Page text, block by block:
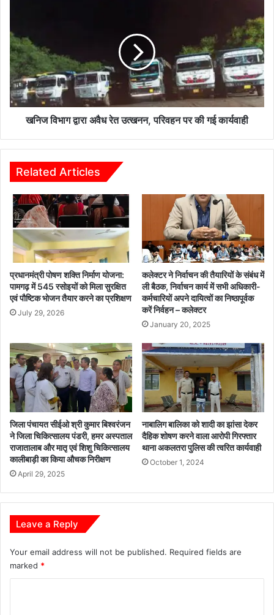
त
ह
सी
ल
दा
र
की
वा
ई
ना
ला
खु
वा
या
-
अ
मे
डि
क
ल
स्टो
र
ए
वं
खा
द
वि
क्र
य
प
का
न
सी
ज
वि
भा
ग
द्वा
रा
अ
त्ख
न
न
प
रि
ह
न
प
र
ई
का
र्य
वा
ही
खनिज विभाग द्वारा अवैध रेत उत्खनन, परिवहन पर की गई कार्यवाही
Related Articles
प्रधानमंत्री पोषण शक्ति निर्माण योजना:
पामगढ़ में 545 रसोइयों को मिला सुरक्षित
एवं पौष्टिक भोजन तैयार करने का प्रशिक्षण
July 29, 2026
कलेक्टर ने निर्वाचन की तैयारियों के संबंध में
ली बैठक, निर्वाचन कार्य में सभी अधिकारी-
कर्मचारियों अपने दायित्वों का निष्ठापूर्वक
करें निर्वहन – कलेक्टर
January 20, 2025
जिला पंचायत सीईओ श्री कुमार बिश्वरंजन
ने जिला चिकित्सालय पंडरी, हमर अस्पताल
राजातालाब और मातृ एवं शिशु चिकित्सालय
कालीबाड़ी का किया औचक निरीक्षण
April 29, 2025
नाबालिग बालिका को शादी का झांसा देकर
दैहिक शोषण करने वाला आरोपी गिरफ्तार
थाना अकलतरा पुलिस की त्वरित कार्यवाही
October 1, 2024
Leave a Reply
Your email address will not be published. Required fields are
marked *